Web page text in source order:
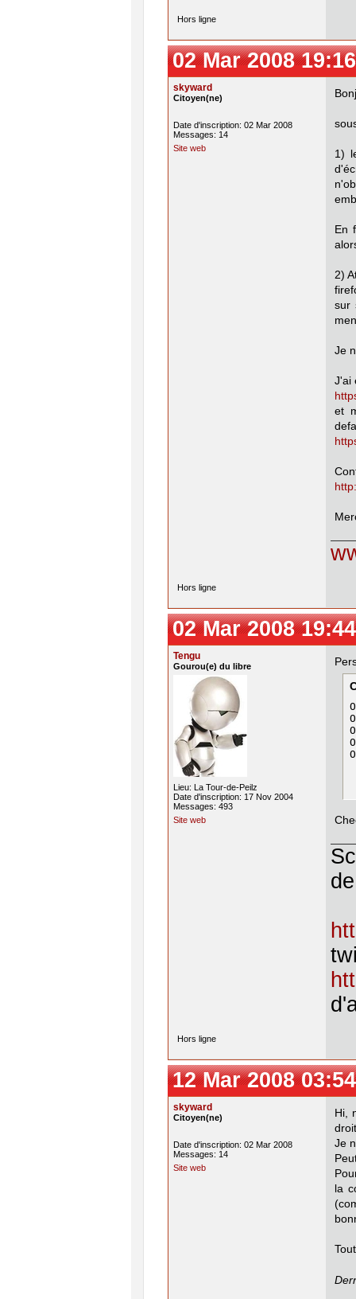
Hors ligne
02 Mar 2008
skyward
Citoyen(ne)
Date d'inscription: 02 Mar 2008
Messages: 14
Site web
1)
En
2)
sur
Je
J'ai
et
Hors ligne
02 Mar 2008
Tengu
Gourou(e) du libre
Lieu: La Tour-de-Peilz
Date d'inscription: 17 Nov 2004
Messages: 493
Site web
Hors ligne
12 Mar 2008
skyward
Citoyen(ne)
Date d'inscription: 02 Mar 2008
Messages: 14
Site web
Hi,
Je
la